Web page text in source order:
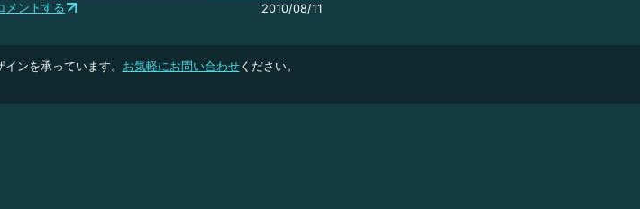
メントする 2010/08/11
ンを承っています。 お気軽にお問い合わせください。